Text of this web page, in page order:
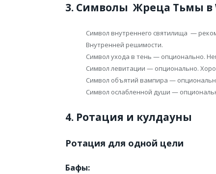
3. Символы Жреца Тьмы в
Символ внутреннего святилища —
Внутренней решимости.
Символ ухода в тень — опционально.
Символ левитации — опционально.
Символ объятий вампира —
Символ ослабленной души —
4. Ротация и кулдауны
Ротация для одной цели
Бафы: